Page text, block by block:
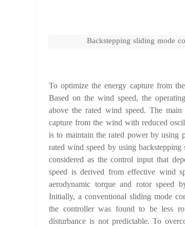
Backstepping sliding mode
To optimize the energy capture from
Based on the wind speed, the
above the rated wind speed. The
capture from the wind with reduced
is to maintain the rated power by using
rated wind speed by using
considered as the control input that
speed is derived from effective wind
aerodynamic torque and rotor speed
Initially, a conventional sliding mode
the controller was found to be less
disturbance is not predictable. To